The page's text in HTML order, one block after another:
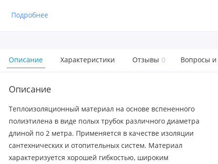
Подробнее
Описание Характеристики Отзывы 0 Вопросы и
Описание
Теплоизоляционный материал на основе вспененного
полиэтилена в виде полых трубок различного диаметра
длиной по 2 метра. Применяется в качестве изоляции
сантехнических и отопительных систем. Материал
характеризуется хорошей гибкостью, широким